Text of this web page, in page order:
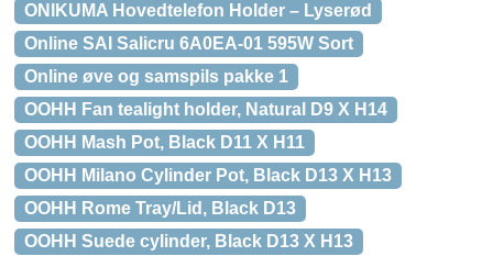
ONIKUMA Hovedtelefon Holder – Lyserød
Online SAI Salicru 6A0EA-01 595W Sort
Online øve og samspils pakke 1
OOHH Fan tealight holder, Natural D9 X H14
OOHH Mash Pot, Black D11 X H11
OOHH Milano Cylinder Pot, Black D13 X H13
OOHH Rome Tray/Lid, Black D13
OOHH Suede cylinder, Black D13 X H13